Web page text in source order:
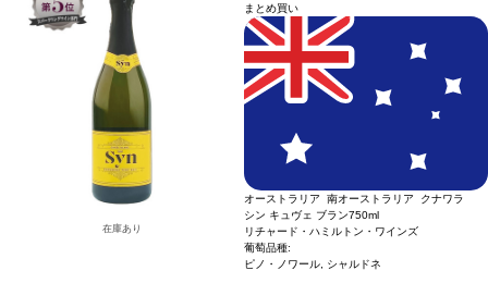
える。添加されているリキュールのうち2%はヴィンテージのポートワインをブレ
ンドしており、これがワインに複雑さを与えている。
バックグラウンドインフォメーション:
レコンフィールド クナワラのエステート
は、先駆者であり醸造家でもあるシドニー・ハミルトンが、1974年に設立した。設
立から30年間、レコンフィールドは、革新に取り組み続け、世界中が求めているハ
イクオリティなワインを毎年産みだしている。このユニークなオーストラリアスタ
イルのワインは、フレッシュで現代的なスパークリングワインとして、私達の従来
の商品であるシン キュヴェ ブランに並ぶ商品である。
力的でフレッシュ、力強いラズベリーの香りを持つ。きれいにバランスの取れた、
クリーミーなスパークリングレッドワイン。生き生きとしたラズベリーとチェリー
の含みを示し、後味では柔らかくクリーンな酸味を示す。
ワインメーカーのコメント
フレッシュなクナワラのシラーズは、上質で優雅なスタ
イルのワインとして造られ、オークで熟成される。第二次発酵から、自然な泡立ち
が生まれ、ワインにはリキュールが添加されており、それがクリーミーな風味を与
える。添加されているリキュールのうち2%はヴィンテージのポートワインをブレ
ンドしており、これがワインに複雑さを与えている。
バックグラウンドインフォメーション:
レコンフィールド クナワラのエステート
は、先駆者であり醸造家でもあるシドニー・ハミルトンが、1974年に設立した。設
立から30年間、レコンフィールドは、革新に取り組み続け、世界中が求めているハ
イクオリティなワインを毎年産みだしている。このユニークなオーストラリアスタ
イルのワインは、フレッシュで現代的なスパークリングワインとして、私達の従来
の商品であるシン キュヴェ ブランに並ぶ商品である。
在庫あり
まとめ買い
オーストラリア 南オーストラリア クナワラ
シン キュヴェ ブラン750ml
リチャード・ハミルトン・ワインズ
葡萄品種:
ピノ・ノワール, シャルドネ